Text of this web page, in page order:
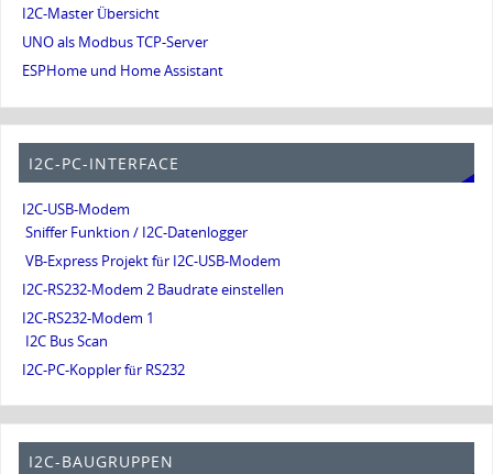
I2C-Master Übersicht
UNO als Modbus TCP-Server
ESPHome und Home Assistant
I2C-PC-INTERFACE
I2C-USB-Modem
Sniffer Funktion / I2C-Datenlogger
VB-Express Projekt für I2C-USB-Modem
I2C-RS232-Modem 2 Baudrate einstellen
I2C-RS232-Modem 1
I2C Bus Scan
I2C-PC-Koppler für RS232
I2C-BAUGRUPPEN